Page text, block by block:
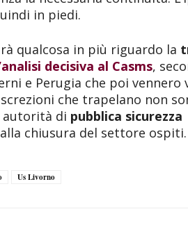
in piedi.
qualcosa in più riguardo la
decisiva al Casms,
e Perugia che poi vennero
che trapelano non
autorità di pubblica sicurezza
chiusura del settore ospiti.
Us Livorno